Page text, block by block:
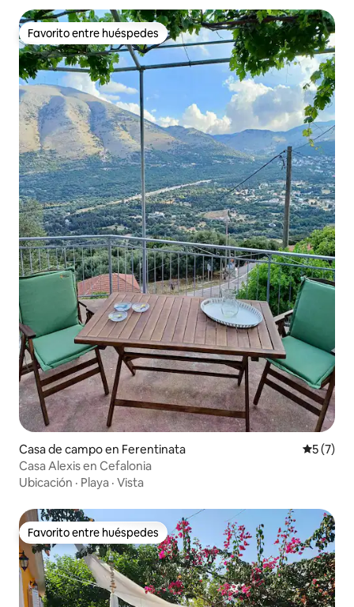
Favorito entre huéspedes
Favorito entre huéspedes
Casa de campo en Ferentinata
5 (7)
Casa Alexis en Cefalonia
Ubicación · Playa · Vista
Favorito entre huéspedes
Favorito entre huéspedes